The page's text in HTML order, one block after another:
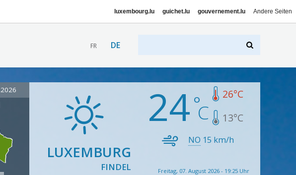
luxembourg.lu guichet.lu gouvernement.lu Andere Seiten
FR DE
LUXEMBURG
FINDEL
24 26°C
13°C
NO 15 km/h
Freitag, 07. August 2026 - 19:25 Uhr